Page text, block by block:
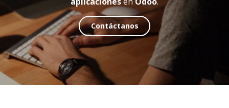
Contáct​​anos